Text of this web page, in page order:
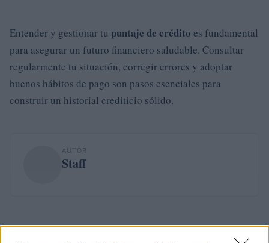
Entender y gestionar tu puntaje de crédito es fundamental
para asegurar un futuro financiero saludable. Consultar
regularmente tu situación, corregir errores y adoptar
buenos hábitos de pago son pasos esenciales para
construir un historial crediticio sólido.
AUTOR
Staff